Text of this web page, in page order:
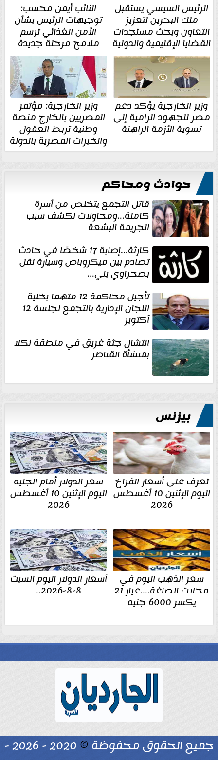
الرئيس السيسي يستقبل
ملك البحرين لتعزيز
التعاون وبحث مستجدات
القضايا الإقليمية والدولية
النائب أيمن محسب:
توجيهات الرئيس بشأن
الأمن الغذائي ترسم
ملامح مرحلة جديدة
وزير الخارجية يؤكد دعم
مصر للجهود الرامية إلى
تسوية الأزمة الراهنة
وزير الخارجية: مؤتمر
المصريين بالخارج منصة
وطنية تربط العقول
والخبرات المصرية بالدولة
حوادث ومحاكم
قاتل التجمع يتخلص من أسرة
كاملة...ومحاولات لكشف سبب
الجريمة البشعة
كارثة...إصابة 17 شخصًا في حادث
تصادم بين ميكروباص وسيارة نقل
بصحراوي بني...
تأجيل محاكمة 12 متهما بخلية
اللجان الإدارية بالتجمع لجلسة 12
أكتوبر
انتشال جثة غريق في منطقة نكلا
بمنشأة القناطر
بيزنس
تعرف على أسعار الفراخ
اليوم الإثنين 10 أغسطس
2026
سعر الدولار أمام الجنيه
اليوم الإثنين 10 أغسطس
2026
سعر الذهب اليوم في
محلات الصاغة....عيار 21
يكسر 6000 جنيه
أسعار الدولار اليوم السبت
8-8-2026..
جميع الحقوق محفوظة ©
2020 - 2026 -